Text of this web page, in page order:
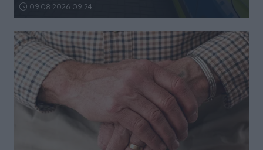
Data dodania artykułu:
09.08.2026 09:24